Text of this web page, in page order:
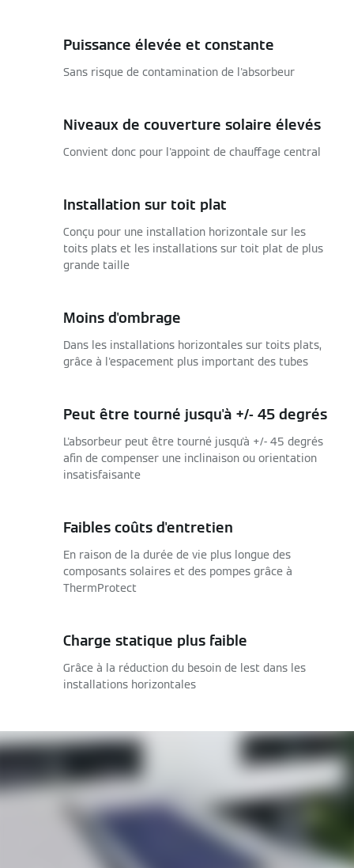
Puissance élevée et constante
Sans risque de contamination de l'absorbeur
Niveaux de couverture solaire élevés
Convient donc pour l'appoint de chauffage central
Installation sur toit plat
Conçu pour une installation horizontale sur les
toits plats et les installations sur toit plat de plus
grande taille
Moins d'ombrage
Dans les installations horizontales sur toits plats,
grâce à l'espacement plus important des tubes
Peut être tourné jusqu'à +/- 45 degrés
L'absorbeur peut être tourné jusqu'à +/- 45 degrés
afin de compenser une inclinaison ou orientation
insatisfaisante
Faibles coûts d'entretien
En raison de la durée de vie plus longue des
composants solaires et des pompes grâce à
ThermProtect
Charge statique plus faible
Grâce à la réduction du besoin de lest dans les
installations horizontales